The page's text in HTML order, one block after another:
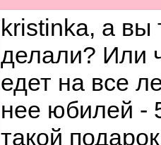
kristinka, а вы
делали? Или
едет на все
нее юбилей -
такой